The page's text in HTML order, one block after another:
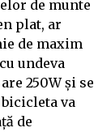
de munte
plat, ar
de maxim
undeva
250W și se
va
de